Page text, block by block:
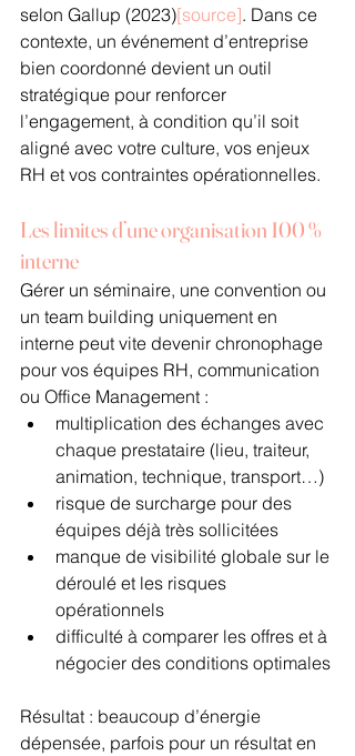
selon Gallup (2023)[source]. Dans ce
contexte, un événement d’entreprise
bien coordonné devient un outil
stratégique pour renforcer
l’engagement, à condition qu’il soit
aligné avec votre culture, vos enjeux
RH et vos contraintes opérationnelles.
Les limites d’une organisation 100 %
interne
Gérer un séminaire, une convention ou
un team building uniquement en
interne peut vite devenir chronophage
pour vos équipes RH, communication
ou Office Management :
multiplication des échanges avec
chaque prestataire (lieu, traiteur,
animation, technique, transport…)
risque de surcharge pour des
équipes déjà très sollicitées
manque de visibilité globale sur le
déroulé et les risques
opérationnels
difficulté à comparer les offres et à
négocier des conditions optimales
Résultat : beaucoup d’énergie
dépensée, parfois pour un résultat en